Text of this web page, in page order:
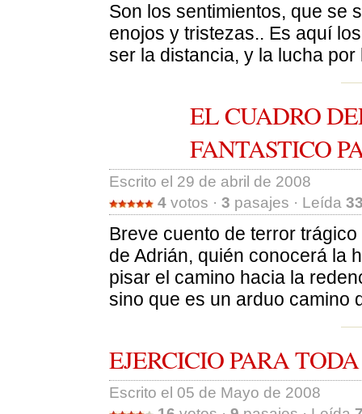
Son los sentimientos, que se
enojos y tristezas.. Es aquí
ser la distancia, y la lucha
EL CUADRO
FANTASTICO
Escrito el 29 de abril de 2008
4 votos · 3 pasajes · Leída
Breve cuento de terror
de Adrián, quién conocerá la
pisar el camino hacia la
sino que es un arduo camino
EJERCICIO PARA
Escrito el 05 de Mayo de 2008